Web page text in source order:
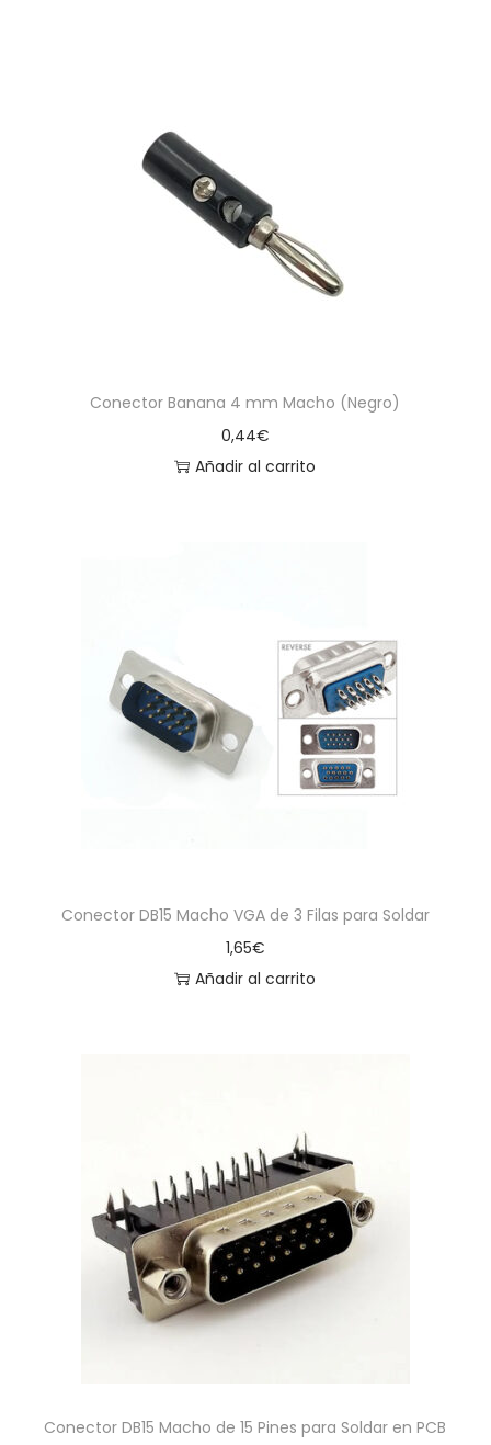
Conector Banana 4 mm Macho (Negro)
0,44€
Añadir al carrito
Conector DB15 Macho VGA de 3 Filas para Soldar
1,65€
Añadir al carrito
Conector DB15 Macho de 15 Pines para Soldar en PCB